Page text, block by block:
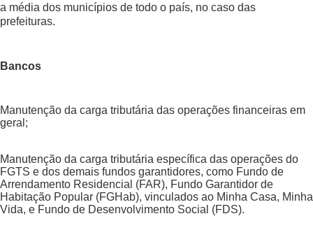
a média dos municípios de todo o país, no caso das
prefeituras.
Bancos
Manutenção da carga tributária das operações financeiras em
geral;
Manutenção da carga tributária específica das operações do
FGTS e dos demais fundos garantidores, como Fundo de
Arrendamento Residencial (FAR), Fundo Garantidor de
Habitação Popular (FGHab), vinculados ao Minha Casa, Minha
Vida, e Fundo de Desenvolvimento Social (FDS).